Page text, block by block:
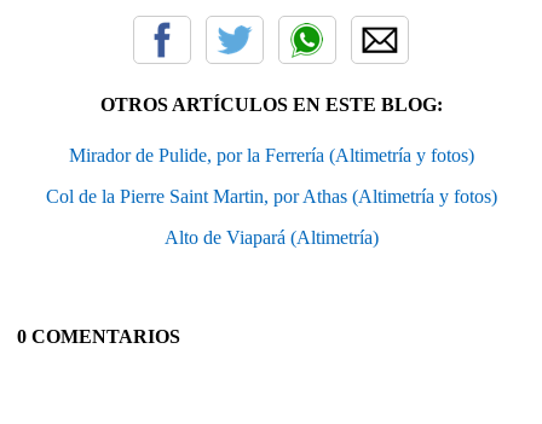
OTROS ARTÍCULOS EN ESTE BLOG:
Mirador de Pulide, por la Ferrería (Altimetría y fotos)
Col de la Pierre Saint Martin, por Athas (Altimetría y fotos)
Alto de Viapará (Altimetría)
0 COMENTARIOS